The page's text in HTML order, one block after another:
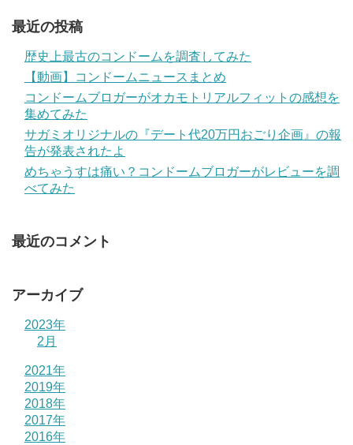
最近の投稿
歴史上最古のコンドームを調査してみた
【動画】コンドームニュースまとめ
コンドームブロガーがオカモトリアルフィットの感想を
集めてみた
サガミオリジナルの『デート代20万円おごり企画』の報
告が発表されたよ
めちゃうすは痛い？コンドームブロガーがレビューを調
べてみた
最近のコメント
アーカイブ
2023年
2月
2021年
2019年
2018年
2017年
2016年